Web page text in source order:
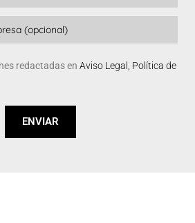
redactadas en Aviso Legal, Política de
ENVIAR